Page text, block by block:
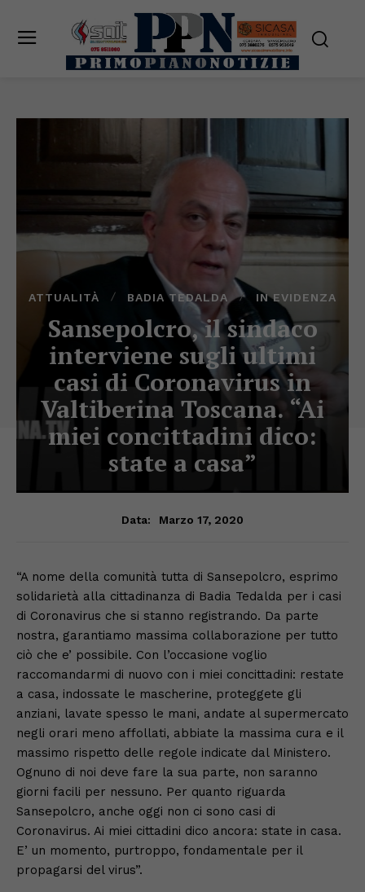
ATTUALITÀ BADIA TEDALDA IN EVIDENZA
Sansepolcro, il sindaco
interviene sugli ultimi
casi di Coronavirus in
Valtiberina Toscana. “Ai
miei concittadini dico:
state a casa”
Data: Marzo 17, 2020
“A nome della comunità tutta di Sansepolcro, esprimo
solidarietà alla cittadinanza di Badia Tedalda per i casi
di Coronavirus che si stanno registrando. Da parte
nostra, garantiamo massima collaborazione per tutto
ciò che e’ possibile. Con l’occasione voglio
raccomandarmi di nuovo con i miei concittadini: restate
a casa, indossate le mascherine, proteggete gli
anziani, lavate spesso le mani, andate al supermercato
negli orari meno affollati, abbiate la massima cura e il
massimo rispetto delle regole indicate dal Ministero.
Ognuno di noi deve fare la sua parte, non saranno
giorni facili per nessuno. Per quanto riguarda
Sansepolcro, anche oggi non ci sono casi di
Coronavirus. Ai miei cittadini dico ancora: state in casa.
E’ un momento, purtroppo, fondamentale per il
propagarsi del virus”.